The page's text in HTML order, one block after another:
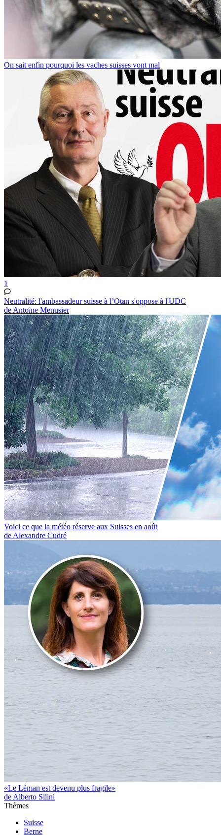
On sait enfin pourquoi les vaches suisses vont mal
1
Neutralité: l'ambassadeur suisse à l’Otan s'oppose à l'UDC
de Antoine Menusier
Voici ce que la météo réserve aux Suisses en août
de Alexandre Cudré
«Le Léman est devenu plus fragile»
de Alberto Silini
Thèmes
Suisse
Berne